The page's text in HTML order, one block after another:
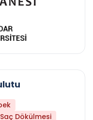
Saç Dökülmesi